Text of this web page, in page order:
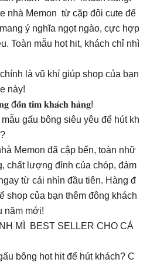
nhà Memon từ cặp đôi cute đế
ý nghĩa ngọt ngào, cực hợp
Toàn mẫu hot hit, khách chỉ nhì
là vũ khí giúp shop của bạn
này!
đ𝐨̂́𝐧 𝐭𝐢𝐦 𝐤𝐡𝐚́𝐜𝐡 𝐡𝐚̀𝐧𝐠!
gấu bông siêu yêu để hút kh
Memon đã cập bến, toàn nhữ
chất lượng đỉnh của chóp, đảm
từ cái nhìn đầu tiên. Hàng đ
shop của bạn thêm đông khách
năm mới!
MÌ BEST SELLER CHO CÁ
bông hot hit để hút khách? C